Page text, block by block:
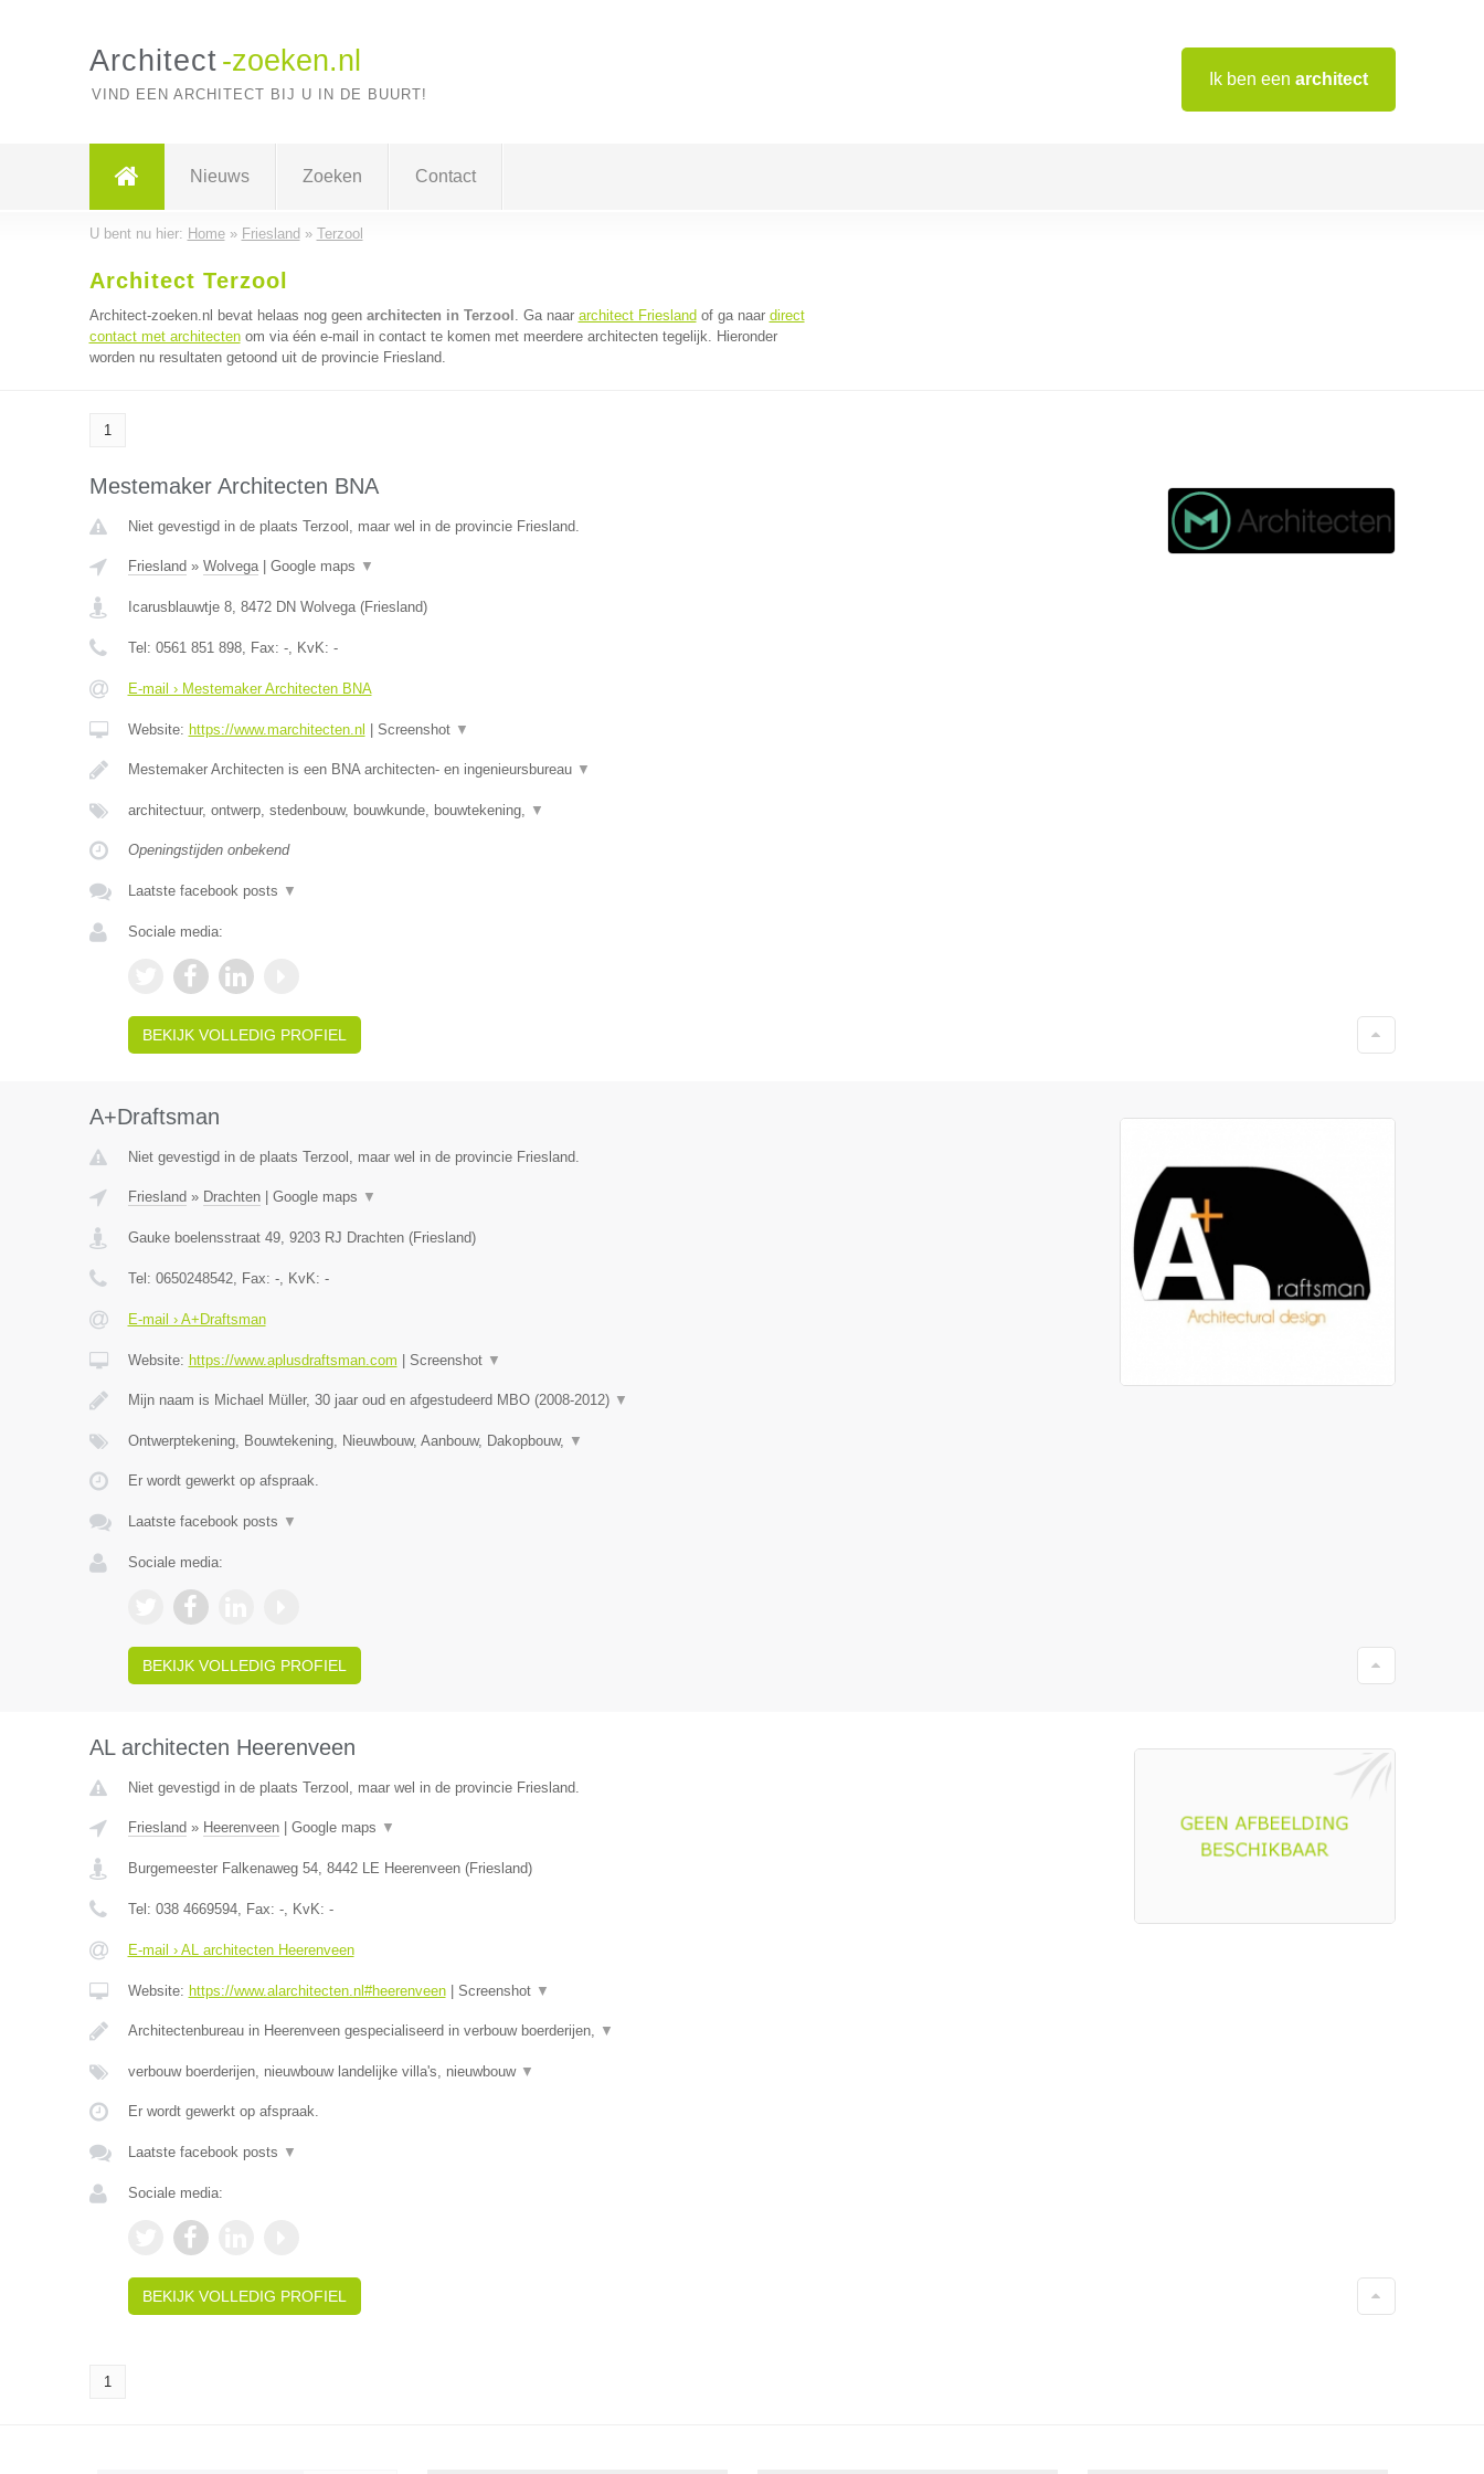
Ik ben een architect
Architect -zoeken.nl
VIND EEN ARCHITECT BIJ U IN DE BUURT!
Nieuws Zoeken Contact
U bent nu hier: Home» Friesland » Terzool
Architect Terzool
Architect-zoeken.nl bevat helaas nog geen architecten in Terzool . Ga naar architect Friesland of ga naar direct
contact met architectenom via één e-mail in contact te komen met meerdere architecten tegelijk. Hieronder
worden nu resultaten getoond uit de provincie Friesland.
1
Mestemaker Architecten BNA
Niet gevestigd in de plaats Terzool, maar wel in de provincie Friesland.
Friesland » Wolvega| Google maps ▼
Icarusblauwtje 8, 8472 DN Wolvega(Friesland)
Tel: 0561 851 898, Fax: -, KvK: -
E-mail › Mestemaker Architecten BNA
Website: https://www.marchitecten.nl Screenshot ▼
Mestemaker Architecten is een BNA architecten- en ingenieursbureau ▼
architectuur, ontwerp, stedenbouw, bouwkunde, bouwtekening, ▼
Openingstijden onbekend
Laatste facebook posts ▼
Sociale media:
BEKIJK VOLLEDIG PROFIEL
A+Draftsman
Niet gevestigd in de plaats Terzool, maar wel in de provincie Friesland.
Friesland » Drachten| Google maps ▼
Gauke boelensstraat 49, 9203 RJ Drachten(Friesland)
Tel: 0650248542, Fax: -, KvK: -
E-mail › A+Draftsman
Website: https://www.aplusdraftsman.com Screenshot ▼
Mijn naam is Michael Müller, 30 jaar oud en afgestudeerd MBO (2008-2012) ▼
Ontwerptekening, Bouwtekening, Nieuwbouw, Aanbouw, Dakopbouw, ▼
Er wordt gewerkt op afspraak.
Laatste facebook posts ▼
Sociale media:
BEKIJK VOLLEDIG PROFIEL
AL architecten Heerenveen
Niet gevestigd in de plaats Terzool, maar wel in de provincie Friesland.
Friesland » Heerenveen| Google maps ▼
Burgemeester Falkenaweg 54, 8442 LE Heerenveen(Friesland)
Tel: 038 4669594, Fax: -, KvK: -
E-mail › AL architecten Heerenveen
Website: https://www.alarchitecten.nl#heerenveen| Screenshot ▼
Architectenbureau in Heerenveen gespecialiseerd in verbouw boerderijen, ▼
verbouw boerderijen, nieuwbouw landelijke villa's, nieuwbouw ▼
Er wordt gewerkt op afspraak.
Laatste facebook posts ▼
Sociale media:
BEKIJK VOLLEDIG PROFIEL
1